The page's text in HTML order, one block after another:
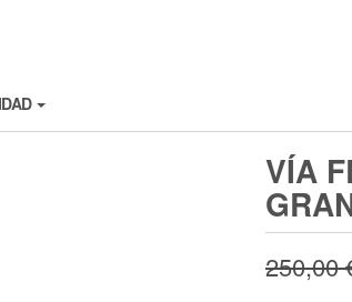
VÍA
250,00